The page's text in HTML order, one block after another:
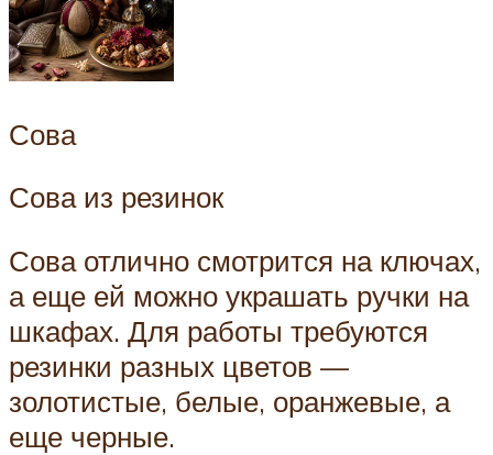
Сова
Сова из резинок
Сова отлично смотрится на ключах,
а еще ей можно украшать ручки на
шкафах. Для работы требуются
резинки разных цветов —
золотистые, белые, оранжевые, а
еще черные.